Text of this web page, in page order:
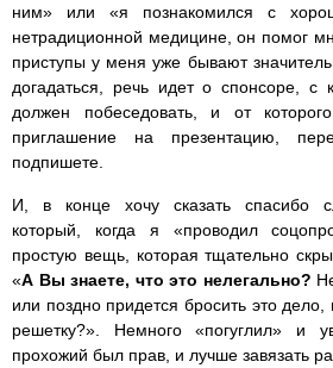
ним» или «я познакомился с
нетрадиционной медицине, он помог
приступы у меня уже бывают
догадаться, речь идет о спонсоре,
должен побеседовать, и от
приглашение на презентацию,
подпишете.
И, в конце хочу сказать спасибо
который, когда я «проводил
простую вещь, которая тщательно
«А Вы знаете, что это нелегально?
или поздно придется бросить это
решетку?». Немного «погуглил» и
прохожий был прав, и лучше завязать